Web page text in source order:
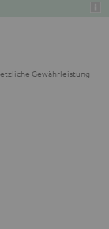
Gewährleistung